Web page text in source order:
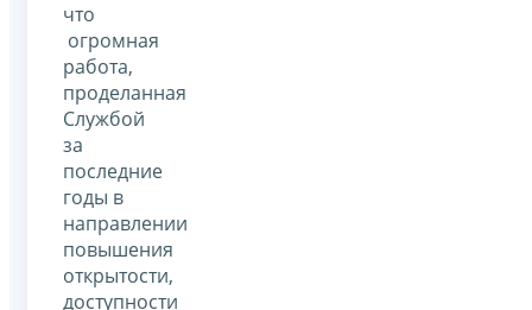
что
огромная
работа,
проделанная
Службой
за
последние
годы в
направлении
повышения
открытости,
доступности